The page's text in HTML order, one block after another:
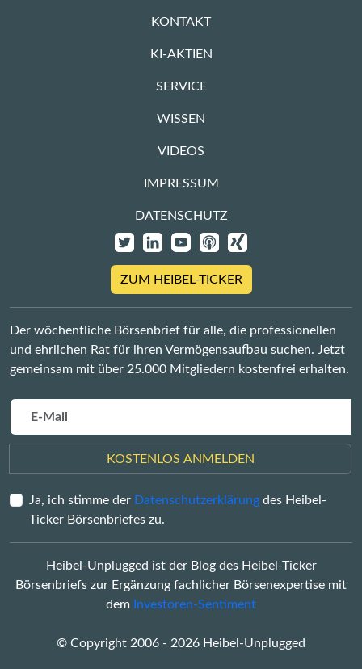
KONTAKT
KI-AKTIEN
SERVICE
WISSEN
VIDEOS
IMPRESSUM
DATENSCHUTZ
ZUM HEIBEL-TICKER
Der wöchentliche Börsenbrief für alle, die professionellen
und ehrlichen Rat für ihren Vermögensaufbau suchen. Jetzt
gemeinsam mit über 25.000 Mitgliedern kostenfrei erhalten.
KOSTENLOS ANMELDEN
Ja, ich stimme der Datenschutzerklärung des Heibel-
Ticker Börsenbriefes zu.
Heibel-Unplugged ist der Blog des Heibel-Ticker
Börsenbriefs zur Ergänzung fachlicher Börsenexpertise mit
dem Investoren-Sentiment
© Copyright 2006 - 2026 Heibel-Unplugged